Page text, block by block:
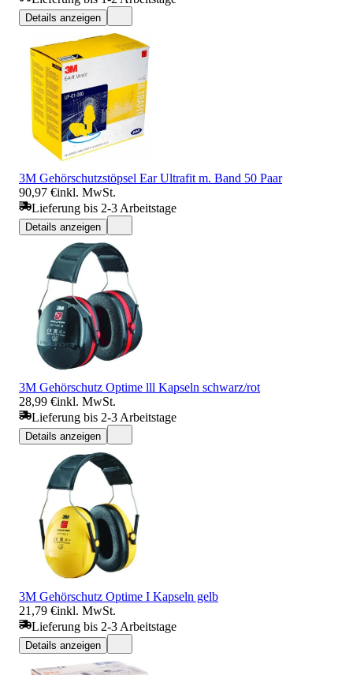
Details anzeigen
3M Gehörschutzstöpsel Ear Ultrafit m. Band 50 Paar
90,97 €inkl. MwSt.
Lieferung bis 2-3 Arbeitstage
Details anzeigen
3M Gehörschutz Optime lll Kapseln schwarz/rot
28,99 €inkl. MwSt.
Lieferung bis 2-3 Arbeitstage
Details anzeigen
3M Gehörschutz Optime I Kapseln gelb
21,79 €inkl. MwSt.
Lieferung bis 2-3 Arbeitstage
Details anzeigen